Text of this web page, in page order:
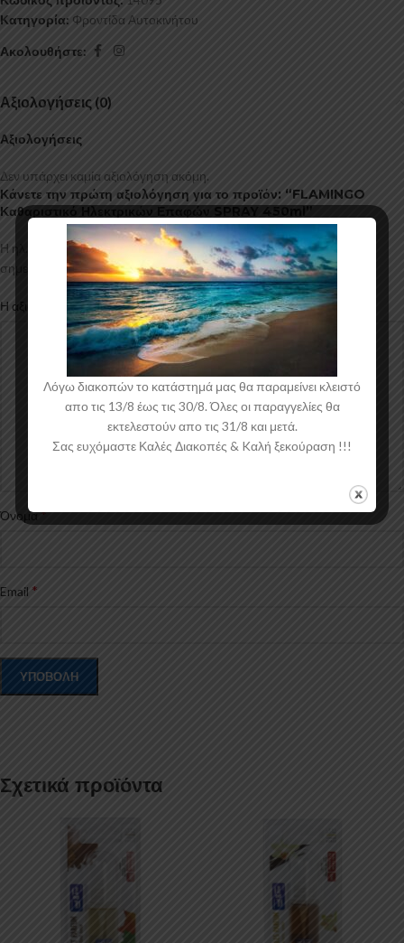
Κατηγορία: Φροντίδα Αυτοκινήτου
Ακολουθήστε:
Αξιολογήσεις (0)
Αξιολογήσεις
Δεν υπάρχει καμία αξιολόγηση ακόμη.
Κάνετε την πρώτη αξιολόγηση για το προϊόν: “FLAMINGO
Καθαριστικό Ηλεκτρικών Επαφών SPRAY 450ml”
Η ηλ. διεύθυνση σας δεν δημοσιεύεται.Τα υποχρεωτικά πεδία
σημειώνονται με *
Η αξιολόγησή σας*
Όνομα*
Email *
Σχετικά προϊόντα
Λόγω διακοπών το κατάστημά μας θα παραμείνει κλειστό
απο τις 13/8 έως τις 30/8. Όλες οι παραγγελίες θα
εκτελεστούν απο τις 31/8 και μετά.
Σας ευχόμαστε Καλές Διακοπές & Kαλή ξεκούραση !!!